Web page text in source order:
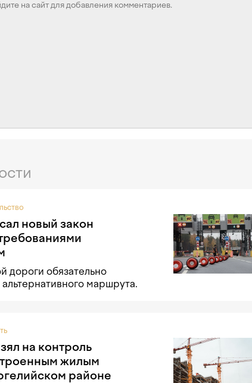
новый закон
дороги обязательно
маршрута.
на контроль
жилым
районе